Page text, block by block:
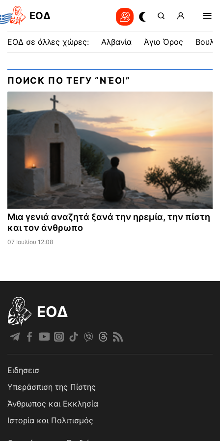
EOΔ
ΕΟΔ σε άλλες χώρες: Αλβανία Άγιο Όρος
ПОИСК ПО ТЕГУ “ΝΈΟΙ”
Μια γενιά αναζητά ξανά την ηρεμία, την πίστη
και τον άνθρωπο
07 Ιουλίου 12:08
EOΔ
Ειδησεισ
Υπεράσπιση της Πίστης
Άνθρωπος και Εκκλησία
Ιστορία και Πολιτισμός